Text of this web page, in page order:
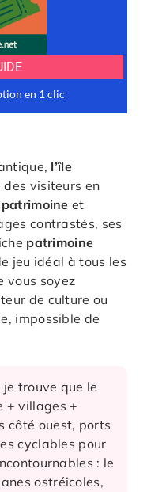
l’île
visiteurs en
patrimoine et
contrastés, ses
patrimoine
jeu idéal à tous les
vous soyez
de culture ou
impossible de
je trouve que le
+ villages +
côté ouest, ports
cyclables pour
: le
ostréicoles,